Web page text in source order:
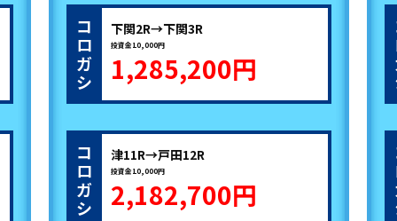
コ
ロ
ガ
シ
下関2R→下関3R
投資金10,000円
1,285,200円
コ
ロ
ガ
シ
津11R→戸田12R
投資金10,000円
2,182,700円